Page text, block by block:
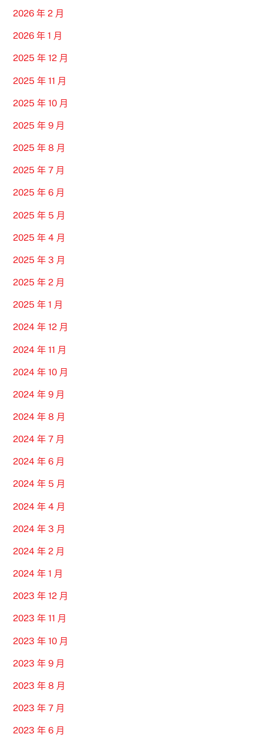
2026 年 2 月
2026 年 1 月
2025 年 12 月
2025 年 11 月
2025 年 10 月
2025 年 9 月
2025 年 8 月
2025 年 7 月
2025 年 6 月
2025 年 5 月
2025 年 4 月
2025 年 3 月
2025 年 2 月
2025 年 1 月
2024 年 12 月
2024 年 11 月
2024 年 10 月
2024 年 9 月
2024 年 8 月
2024 年 7 月
2024 年 6 月
2024 年 5 月
2024 年 4 月
2024 年 3 月
2024 年 2 月
2024 年 1 月
2023 年 12 月
2023 年 11 月
2023 年 10 月
2023 年 9 月
2023 年 8 月
2023 年 7 月
2023 年 6 月